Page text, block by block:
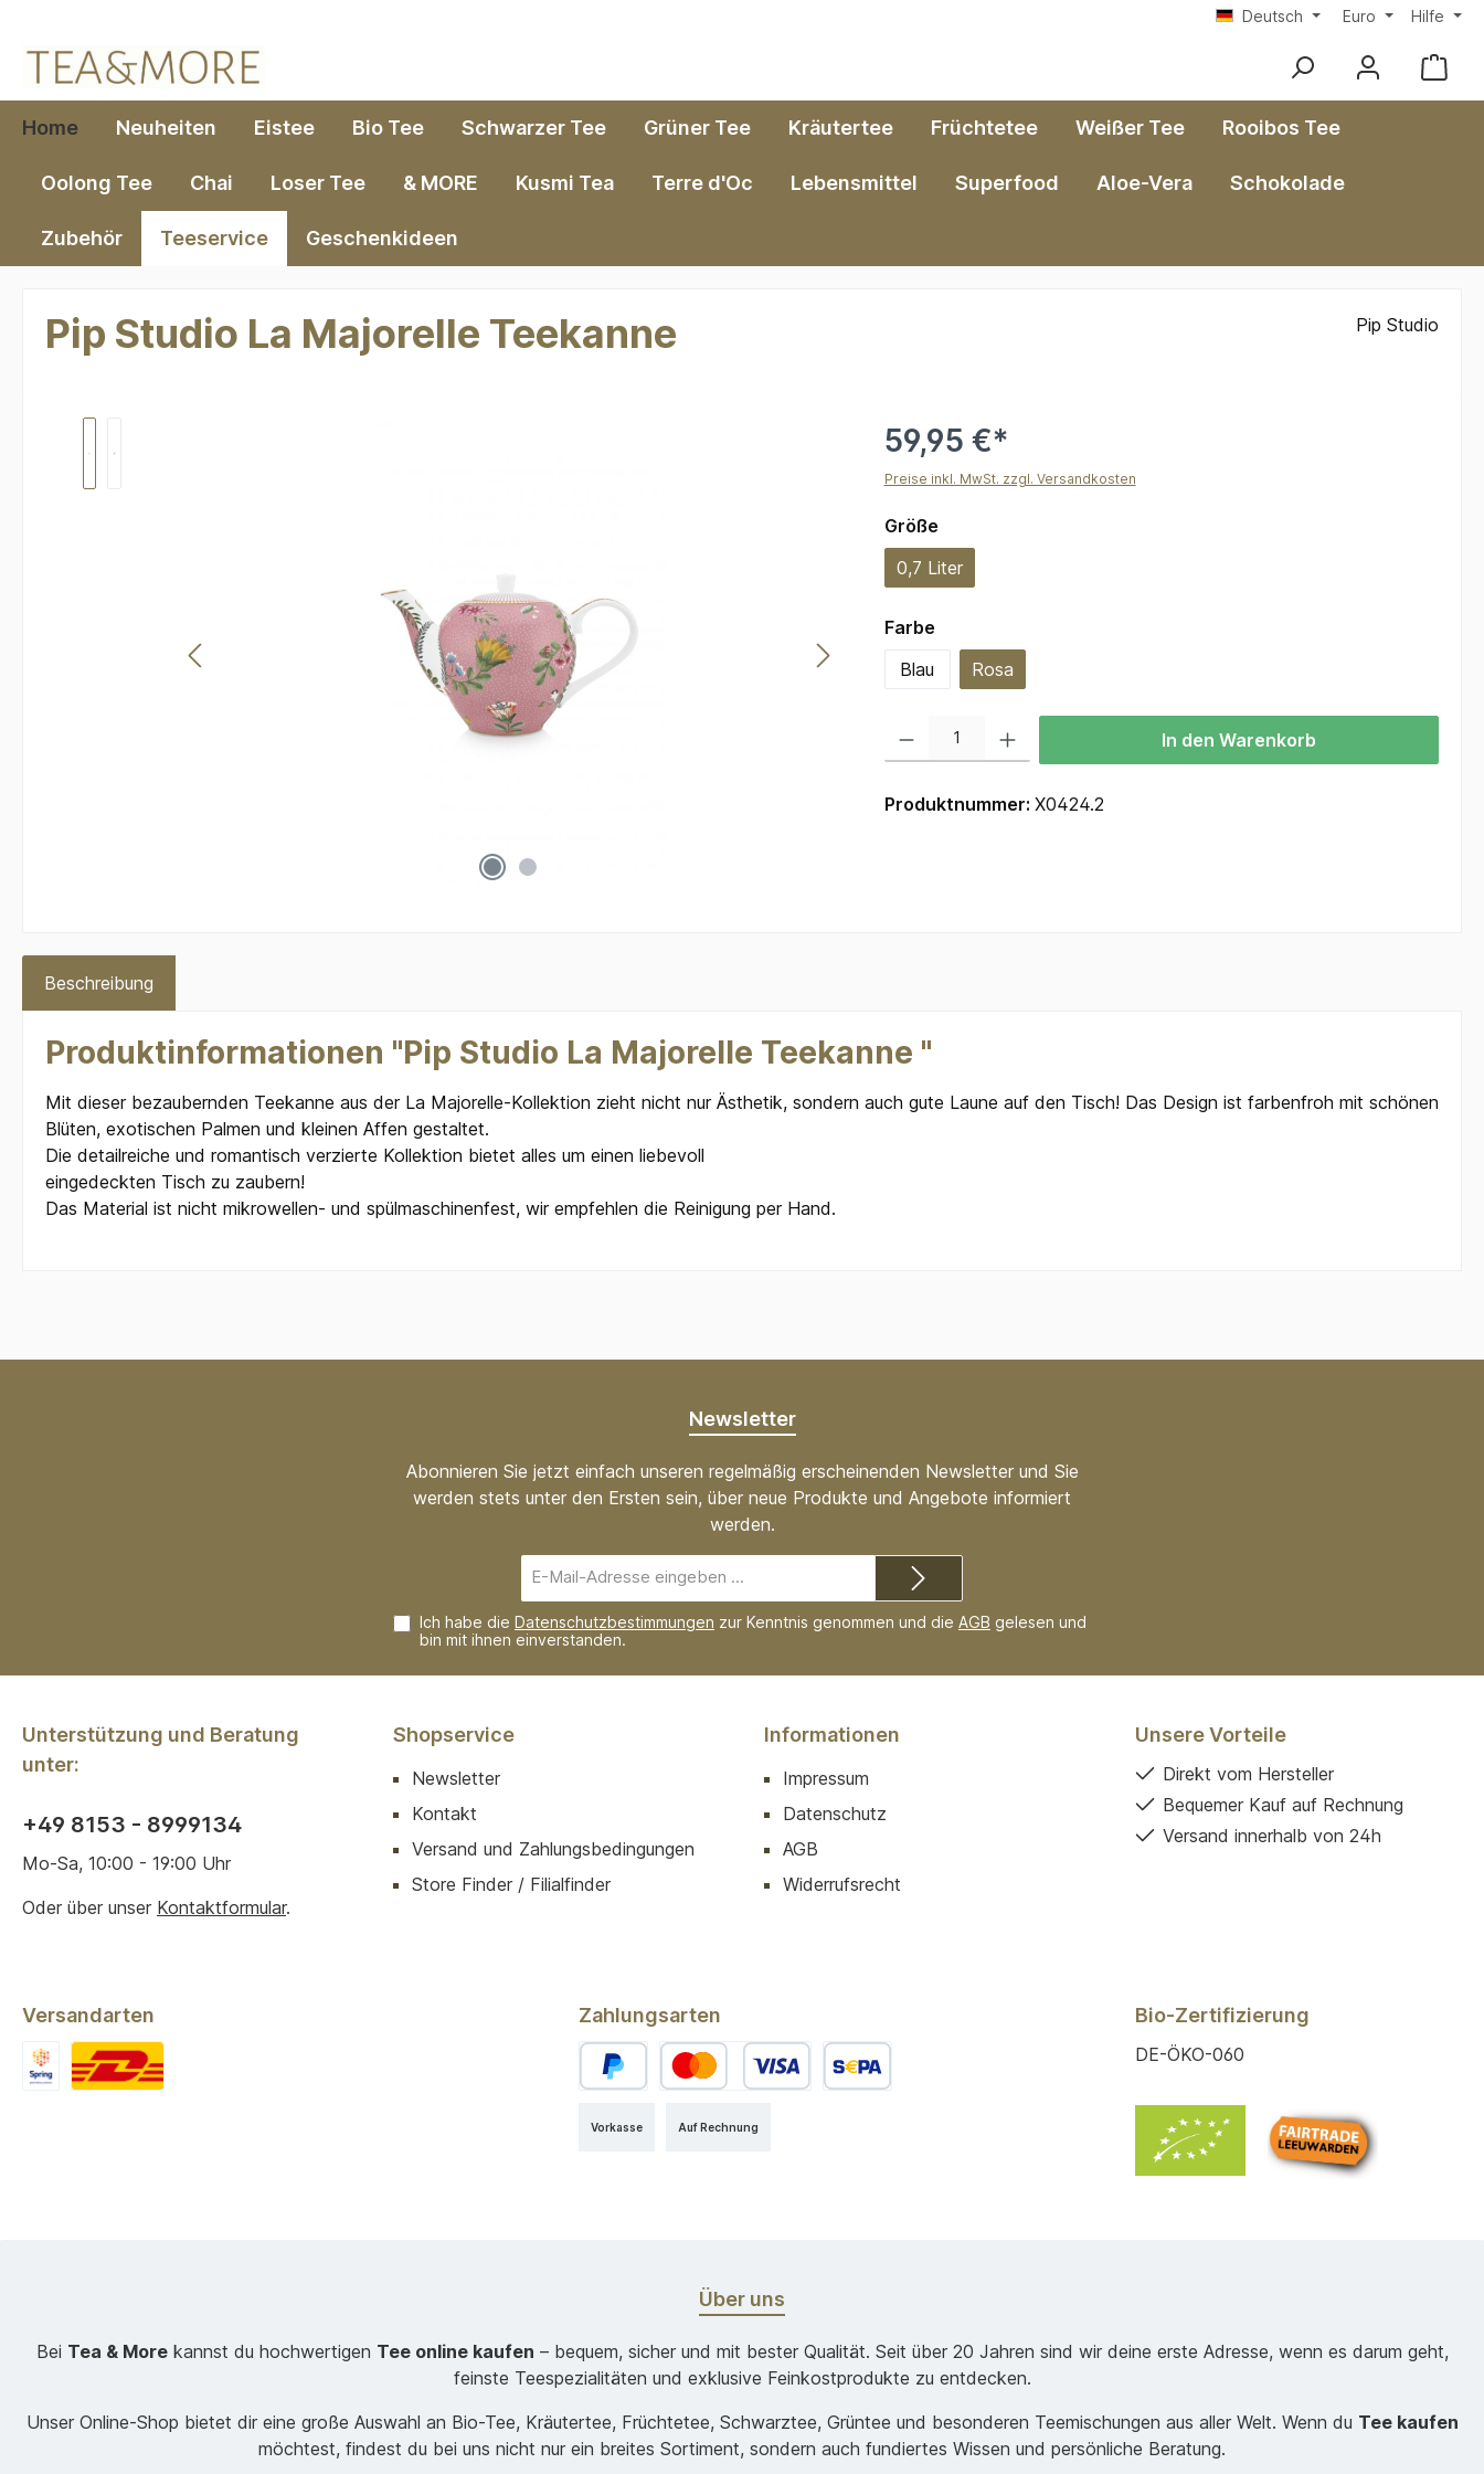
Deutsch Euro Hilfe
Home Neuheiten Eistee Bio Tee Schwarzer Tee Grüner Tee Kräutertee Früchtetee Weißer Tee Rooibos Tee
Oolong Tee Chai Loser Tee & MORE Kusmi Tea Terre d'Oc Lebensmittel Superfood Aloe-Vera Schokolade
Zubehör Teeservice Geschenkideen
Pip Studio La Majorelle Teekanne Pip Studio
59,95 €*
Preise inkl. MwSt. zzgl. Versandkosten
Größeauswählen
0,7 Liter
Farbeauswählen
Blau
Rosa
In den Warenkorb
Produktnummer: X0424.2
Beschreibung
Produktinformationen "Pip Studio La Majorelle Teekanne "
Mit dieser bezaubernden Teekanne aus der La Majorelle-Kollektion zieht nicht nur Ästhetik, sondern auch gute Laune auf den Tisch! Das Design ist farbenfroh mit schönen
Blüten, exotischen Palmen und kleinen Affen gestaltet.
Die detailreiche und romantisch verzierte Kollektion bietet alles um einen liebevoll
eingedeckten Tisch zu zaubern!
Das Material ist nicht mikrowellen- und spülmaschinenfest, wir empfehlen die Reinigung per Hand.
Newsletter
Abonnieren Sie jetzt einfach unseren regelmäßig erscheinenden Newsletter und Sie
werden stets unter den Ersten sein, über neue Produkte und Angebote informiert
werden.
Mail-
Adresse*
Ich habe die Datenschutzbestimmungen zur Kenntnis genommen und die AGB gelesen und
bin mit ihnen einverstanden.
Unterstützung und Beratung
unter:
+49 8153 - 8999134
Mo-Sa, 10:00 - 19:00 Uhr
Oder über unser Kontaktformular.
Shopservice
Newsletter
Kontakt
Versand und Zahlungsbedingungen
Store Finder / Filialfinder
Informationen
Impressum
Datenschutz
AGB
Widerrufsrecht
Unsere Vorteile
Direkt vom Hersteller
Bequemer Kauf auf Rechnung
Versand innerhalb von 24h
Versandarten Zahlungsarten
Auf Rechnung
Vorkasse
Bio-Zertifizierung
DE-ÖKO-060
Über uns
Bei Tea & Morekannst du hochwertigen Tee online kaufen – bequem, sicher und mit bester Qualität. Seit über 20 Jahren sind wir deine erste Adresse, wenn es darum geht,
feinste Teespezialitäten und exklusive Feinkostprodukte zu entdecken.
Unser Online-Shop bietet dir eine große Auswahl an Bio-Tee, Kräutertee, Früchtetee, Schwarztee, Grüntee und besonderen Teemischungen aus aller Welt. Wenn du Tee kaufen
möchtest, findest du bei uns nicht nur ein breites Sortiment, sondern auch fundiertes Wissen und persönliche Beratung.